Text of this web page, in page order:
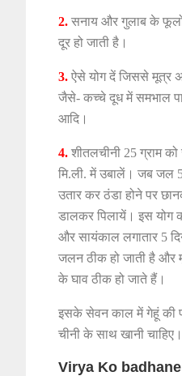
2. सनाय और गुलाब के
दूर हो जाती है।
3. ऐसे योग दें जिससे
जैसे- कच्चे दूध में समभाल
आदि।
4. शीतलचीनी 25 ग्राम
मि.ली. में उबालें। जब जल
उतार कर ठंडा होने पर
डालकर पिलायें। इस योग
और सायंकाल लगातार 5
जलन ठीक हो जाती है
के घाव ठीक हो जाते हैं।
इसके सेवन काल में गेहूं की
चीनी के साथ खानी चाहिए।
Virya Ko badhane